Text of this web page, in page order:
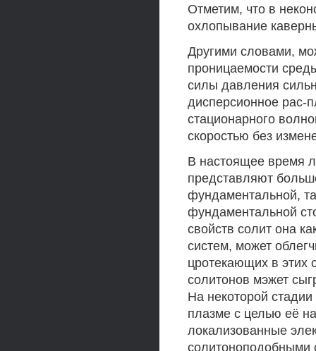
Отметим, что в
охлопывание
Другими словами,
проницаемости
силы давления
дисперсионное рас-
стационарного
скоростью без
В настоящее время
представляют
фундаментальной,
фундаментальной
свойств солит она
систем, может
цротекающих в этих
солитонов мэжет
На некоторой
плазме с целью её
локализованные
солитоноподобными